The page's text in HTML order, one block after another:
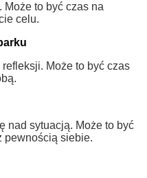
Może to być czas na
celu.
Może to być czas
nad sytuacją. Może to być
pewnością siebie.